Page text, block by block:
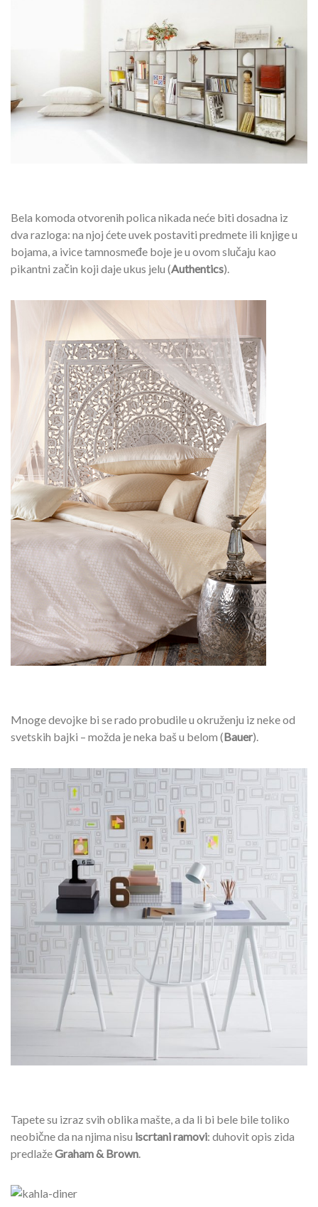
Bela komoda otvorenih polica nikada neće biti dosadna iz
dva razloga: na njoj ćete uvek postaviti predmete ili knjige u
bojama, a ivice tamnosmeđe boje je u ovom slučaju kao
pikantni začin koji daje ukus jelu (Authentics).
Mnoge devojke bi se rado probudile u okruženju iz neke od
svetskih bajki – možda je neka baš u belom (Bauer).
Tapete su izraz svih oblika mašte, a da li bi bele bile toliko
neobične da na njima nisu iscrtani ramovi: duhovit opis zida
predlažeGraham & Brown